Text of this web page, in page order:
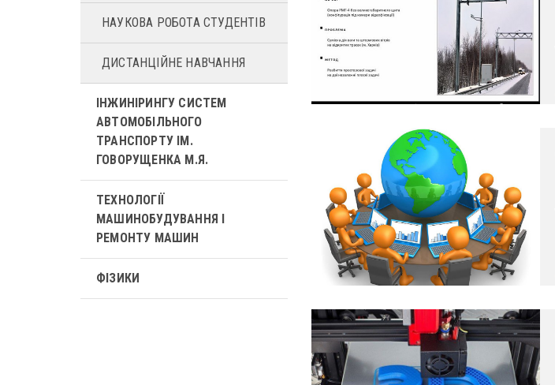
НАУКОВА РОБОТА СТУДЕНТІВ
ДИСТАНЦІЙНЕ НАВЧАННЯ
ІНЖИНІРИНГУ СИСТЕМ
АВТОМОБІЛЬНОГО
ТРАНСПОРТУ ІМ.
ГОВОРУЩЕНКА М.Я.
ТЕХНОЛОГІЇ
МАШИНОБУДУВАННЯ І
РЕМОНТУ МАШИН
ФІЗИКИ